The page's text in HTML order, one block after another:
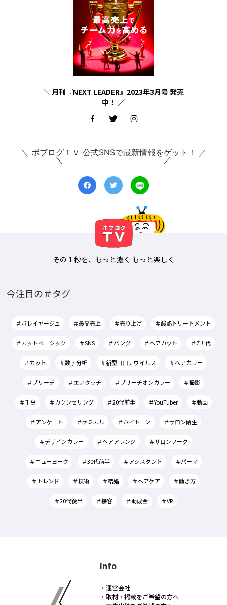
＼ 月刊『NEXT LEADER』2023年3月号 発売
中！ ／
＼ ボブログＴＶ 公式SNSで最新情報をゲット！ ／
その１秒を、もっと濃く もっと楽しく
今注目の＃タグ
＃バレイヤージュ ＃最高売上 ＃売り上げ ＃酸熱トリートメント
＃カットベーシック ＃SNS ＃バング ＃ヘアカット ＃Z世代
＃カット ＃数字分析 ＃新型コロナウイルス ＃ヘアカラー
＃ブリーチ ＃エアタッチ ＃ブリーチオンカラー ＃撮影
＃千葉 ＃カウンセリング ＃20代前半 ＃YouTuber ＃動画
＃アンケート ＃ケミカル ＃ハイトーン ＃サロン衛生
＃デザインカラー ＃ヘアアレンジ ＃サロンワーク
＃ニューヨーク ＃30代前半 ＃アシスタント ＃パーマ
＃トレンド ＃技術 ＃結婚 ＃ヘアケア ＃働き方
＃20代後半 ＃接客 ＃助成金 ＃VR
Info
・運営会社
・取材・掲載をご希望の方へ